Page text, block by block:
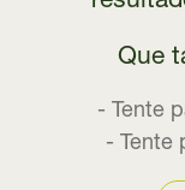
Que
- Tente
- Tente